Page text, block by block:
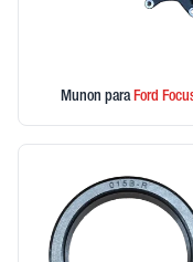
Munon paraFord